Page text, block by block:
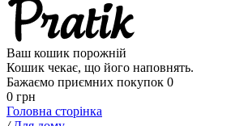
Ваш кошик порожній
Кошик чекає, що його наповнять.
Бажаємо приємних покупок 0
0 грн
Головна сторінка